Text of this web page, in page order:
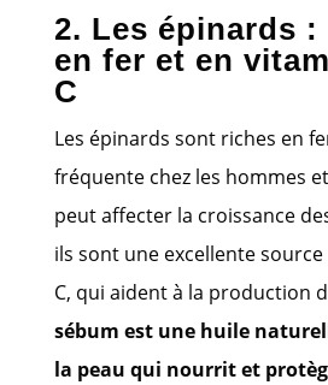
2. Les épinards
en fer et en
C
Les épinards sont riches en
fréquente chez les hommes
peut affecter la croissance
ils sont une excellente
C, qui aident à la production
sébum est une huile
la peau qui nourrit et